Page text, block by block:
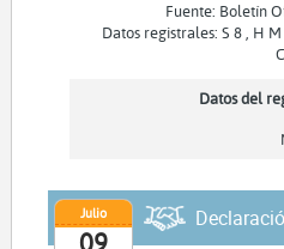
Fuente: Boletín
Datos registrales: S 8 , H
Datos del
Julio